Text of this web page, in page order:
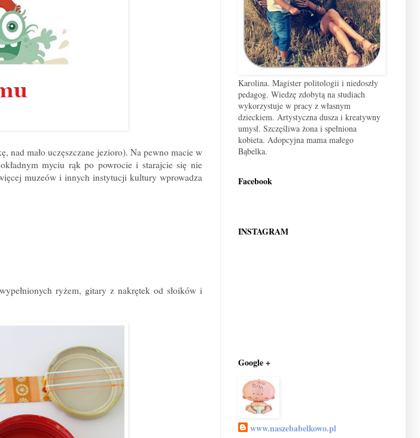
nad mało uczęszczane jezioro). Na pewno macie w
myciu rąk po powrocie i starajcie się nie
muzeów i innych instytucji kultury wprowadza
ryżem, gitary z nakrętek od słoików i
Karolina. Magister politologii i niedoszły
pedagog. Wiedzę zdobytą na studiach
wykorzystuje w pracy z własnym
dzieckiem. Artystyczna dusza i kreatywny
umysł. Szczęśliwa żona i spełniona
kobieta. Adopcyjna mama małego
Bąbelka.
Facebook
INSTAGRAM
Google +
www.naszebabelkowo.pl